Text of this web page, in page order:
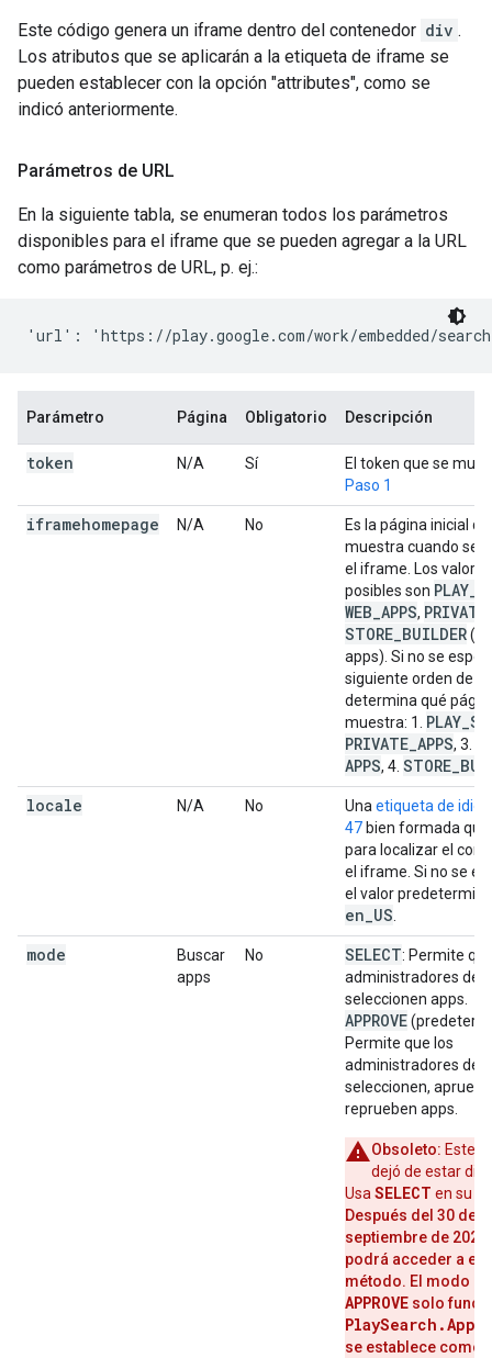
Este código genera un iframe dentro del contenedor div .
Los atributos que se aplicarán a la etiqueta de iframe se
pueden establecer con la opción "attributes", como se
indicó anteriormente.
Parámetros de URL
En la siguiente tabla, se enumeran todos los parámetros
disponibles para el iframe que se pueden agregar a la URL
como parámetros de URL, p. ej.:
Parámetro Página Obligatorio Descripción
token N/A Sí
El token que se
Paso 1
iframehomepage N/A No
Es la página inicial
muestra cuando se
el iframe. Los valores
posibles son PLAY
WEB APPS, PRIVATE
STORE BUILDER
apps). Si no se
siguiente orden de
determina qué
muestra: 1. PLAY
PRIVATE APPS, 3.
APPS, 4. STORE
locale
N/A No Unaetiqueta de
47 bien formada que
para localizar el
el iframe. Si no se
el valor
en US.
mode
Buscar
apps
No SELECT: Permite
administradores de
seleccionen apps.
APPROVE
Permite que los
administradores de
seleccionen,
reprueben apps.
Obsoleto: Este
dejó de estar
UsaSELECT en su
Después del 30 de
septiembre de
podrá acceder a
método. El modo
APPROVE solo
se establece como